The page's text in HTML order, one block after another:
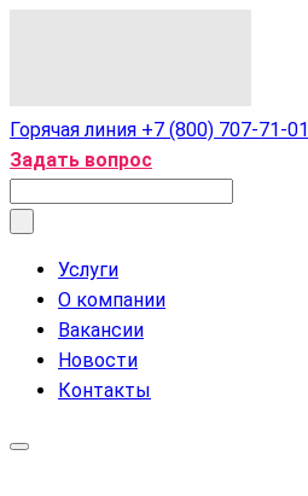
Горячая линия +7 (800) 707-71-01
Задать вопрос
Услуги
О компании
Вакансии
Новости
Контакты